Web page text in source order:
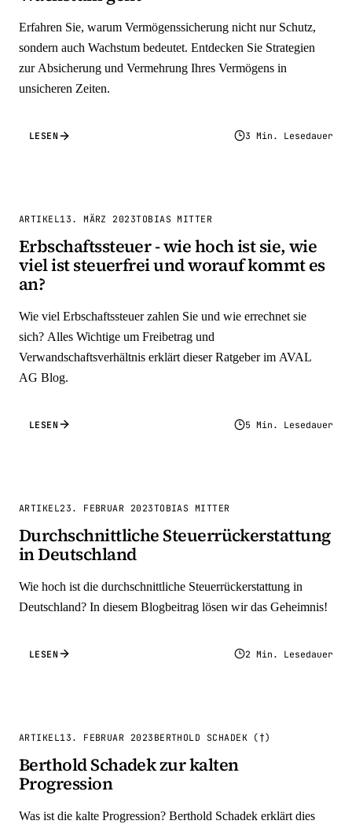
Erfahren Sie, warum Vermögenssicherung nicht nur Schutz,
sondern auch Wachstum bedeutet. Entdecken Sie Strategien
zur Absicherung und Vermehrung Ihres Vermögens in
unsicheren Zeiten.
LESEN 3 Min. Lesedauer
ARTIKEL13. MÄRZ 2023TOBIAS MITTER
Erbschaftssteuer - wie hoch ist sie, wie
viel ist steuerfrei und worauf kommt es
an?
Wie viel Erbschaftssteuer zahlen Sie und wie errechnet sie
sich? Alles Wichtige um Freibetrag und
Verwandschaftsverhältnis erklärt dieser Ratgeber im AVAL
AG Blog.
LESEN 5 Min. Lesedauer
ARTIKEL 23. FEBRUAR 2023TOBIAS MITTER
Durchschnittliche Steuerrückerstattung
in Deutschland
Wie hoch ist die durchschnittliche Steuerrückerstattung in
Deutschland? In diesem Blogbeitrag lösen wir das Geheimnis!
LESEN 2 Min. Lesedauer
ARTIKEL 13. FEBRUAR 2023 BERTHOLD SCHADEK (†)
Berthold Schadek zur kalten
Progression
Was ist die kalte Progression? Berthold Schadek erklärt dies